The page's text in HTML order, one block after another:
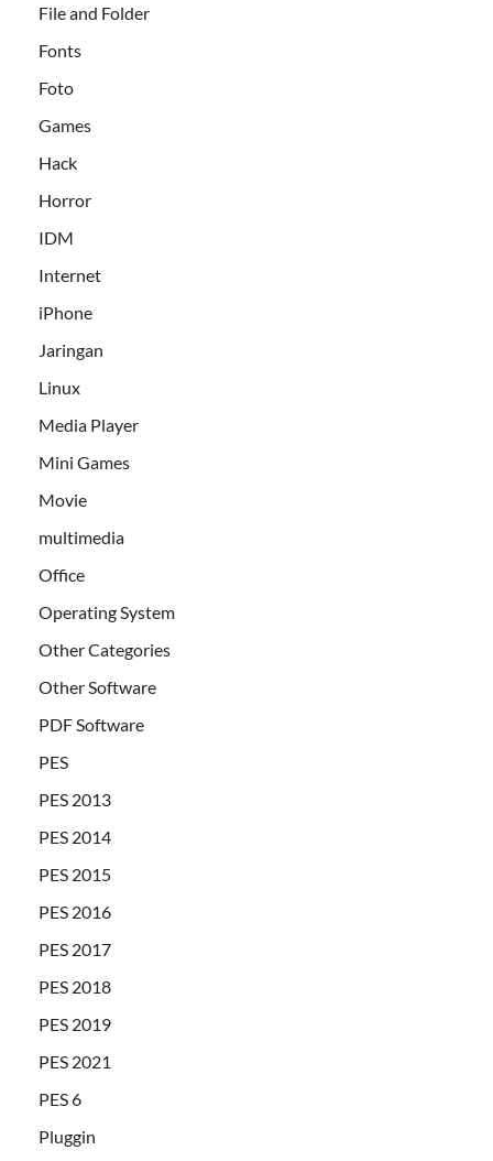
File and Folder
Fonts
Foto
Games
Hack
Horror
IDM
Internet
iPhone
Jaringan
Linux
Media Player
Mini Games
Movie
multimedia
Office
Operating System
Other Categories
Other Software
PDF Software
PES
PES 2013
PES 2014
PES 2015
PES 2016
PES 2017
PES 2018
PES 2019
PES 2021
PES 6
Pluggin